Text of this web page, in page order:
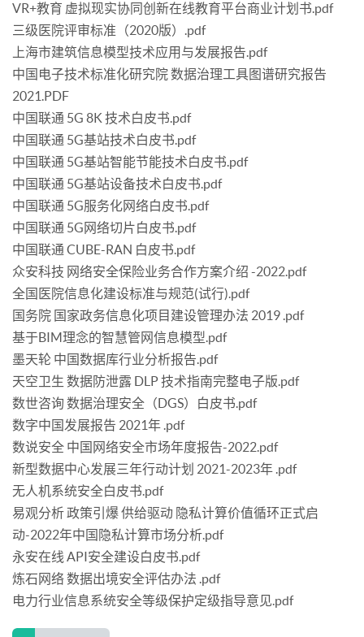
VR+教育 虚拟现实协同创新在线教育平台商业计划书.pdf
三级医院评审标准（2020版）.pdf
上海市建筑信息模型技术应用与发展报告.pdf
中国电子技术标准化研究院 数据治理工具图谱研究报告
2021.PDF
中国联通 5G 8K 技术白皮书.pdf
中国联通 5G基站技术白皮书.pdf
中国联通 5G基站智能节能技术白皮书.pdf
中国联通 5G基站设备技术白皮书.pdf
中国联通 5G服务化网络白皮书.pdf
中国联通 5G网络切片白皮书.pdf
中国联通 CUBE-RAN 白皮书.pdf
众安科技 网络安全保险业务合作方案介绍 -2022.pdf
全国医院信息化建设标准与规范(试行).pdf
国务院 国家政务信息化项目建设管理办法 2019 .pdf
基于BIM理念的智慧管网信息模型.pdf
墨天轮 中国数据库行业分析报告.pdf
天空卫生 数据防泄露 DLP 技术指南完整电子版.pdf
数世咨询 数据治理安全（DGS）白皮书.pdf
数字中国发展报告 2021年 .pdf
数说安全 中国网络安全市场年度报告-2022.pdf
新型数据中心发展三年行动计划 2021-2023年 .pdf
无人机系统安全白皮书.pdf
易观分析 政策引爆 供给驱动 隐私计算价值循环正式启
动-2022年中国隐私计算市场分析.pdf
永安在线 API安全建设白皮书.pdf
炼石网络 数据出境安全评估办法 .pdf
电力行业信息系统安全等级保护定级指导意见.pdf